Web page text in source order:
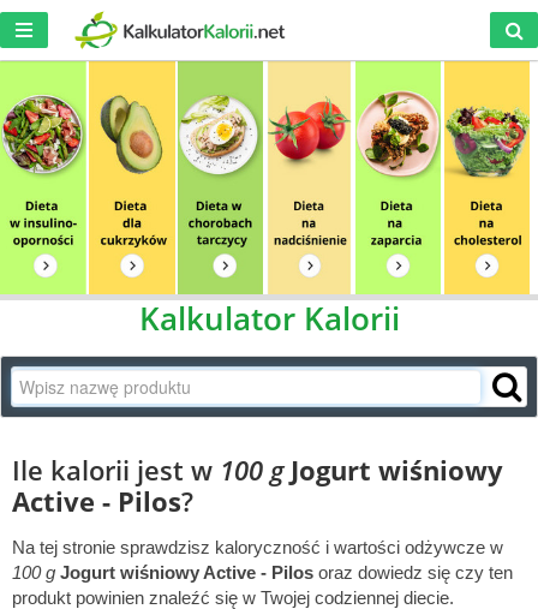
Kalkulator Kalorii
Ile kalorii jest w 100 g Jogurt wiśniowy
Active - Pilos?
Na tej stronie sprawdzisz kaloryczność i wartości odżywcze w
100 g Jogurt wiśniowy Active - Pilos oraz dowiedz się czy ten
produkt powinien znaleźć się w Twojej codziennej diecie.